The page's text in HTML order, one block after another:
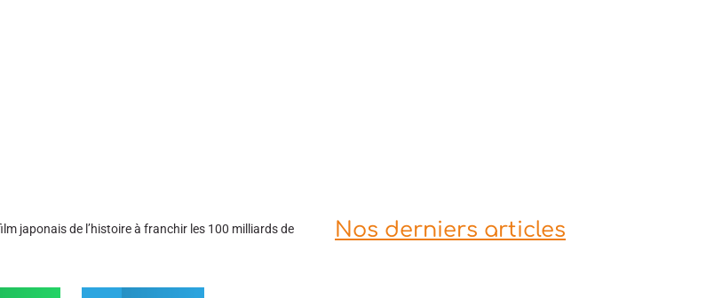
japonais de l’histoire à franchir les 100 milliards de
Nos derniers articles